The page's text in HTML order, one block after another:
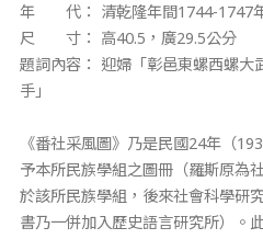
年 代： 清乾隆年間1744-1747
尺 寸： 高40.5，廣29.5公分
題詞內容： 迎婦「彰邑東螺西螺大
手」
《番社采風圖》乃是民國24年（
予本所民族學組之圖冊（羅斯原為
於該所民族學組，後來社會科學研
書乃一併加入歷史語言研究所）。